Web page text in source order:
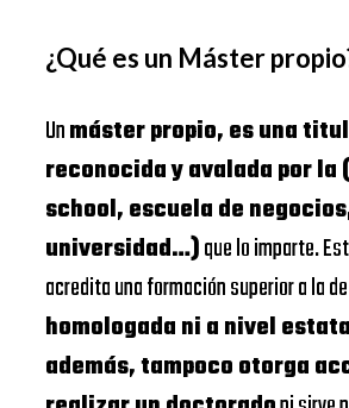
¿Qué es un Máster
Unmáster propio, es una
reconocida y avalada por la
school, escuela de
universidad…)que lo imparte.
acredita una formación superior a la
homologada ni a nivel
además, tampoco otorga